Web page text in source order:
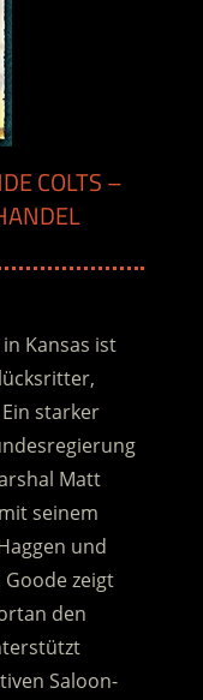
COLTS –
Kansas ist
starker
Matt
seinem
und
zeigt
den
Saloon-